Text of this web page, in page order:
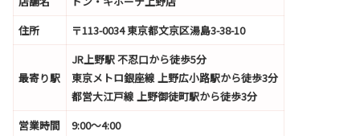
住所
〒113-0034 東京都文京区湯島3-38-10
最寄り駅
JR上野駅 不忍口から徒歩5分
東京メトロ銀座線 上野広小路駅から徒歩3分
都営大江戸線 上野御徒町駅から徒歩3分
営業時間
9:00〜4:00